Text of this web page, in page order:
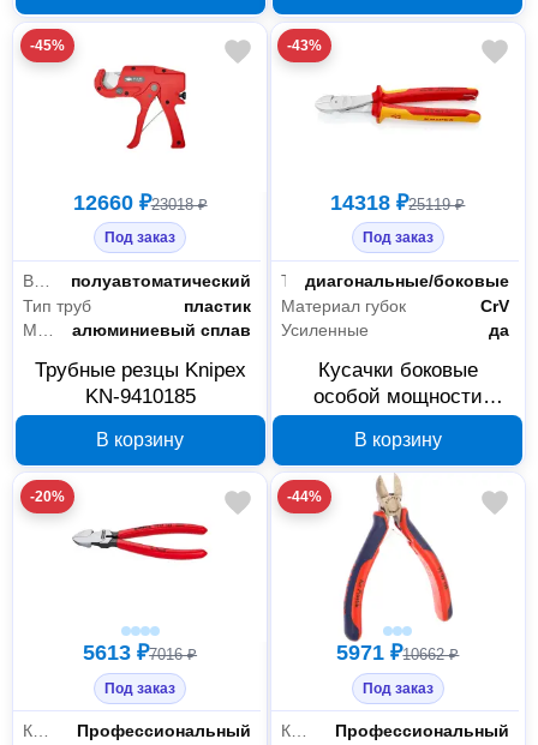
-45%
12660 ₽23018 ₽
Под заказ
полуавтоматический
Тип труб
пластик
Материал корпуса
алюминиевый сплав
Трубные резцы Knipex
KN-9410185
В корзину
-43%
14318 ₽25119 ₽
Под заказ
Типдиагональные/боковые
Материал губок
CrV
Усиленные
да
Кусачки боковые
особой мощности
250 мм
В корзину
-20%
5613 ₽7016 ₽
Под заказ
Класс товара
Профессиональный
-44%
5971 ₽10662 ₽
Под заказ
Класс товара
Профессиональный